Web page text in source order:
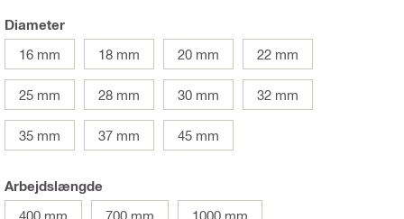
Diameter
16 mm
18 mm 20 mm 22 mm
25 mm 28 mm 30 mm 32 mm
35 mm 37 mm 45 mm
Arbejdslængde
400 mm
700 mm 1000 mm